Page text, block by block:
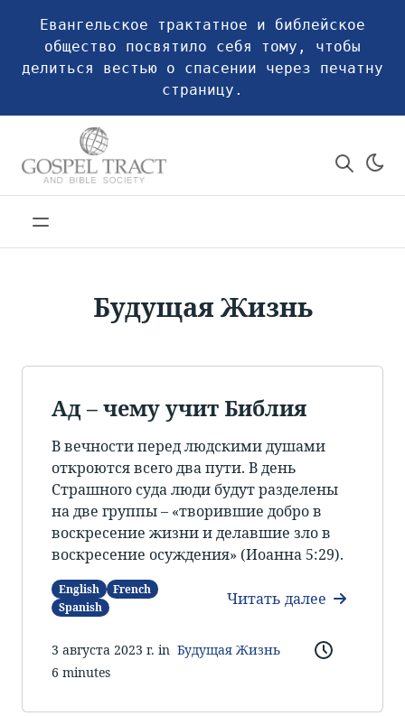
Евангельское трактатное и библейское
общество посвятило себя тому, чтобы
делиться вестью о спасении через печатну
страницу.
Будущая Жизнь
Ад – чему учит Библия
В вечности перед людскими душами
откроются всего два пути. В день
Страшного суда люди будут разделены
на две группы – «творившие добро в
воскресение жизни и делавшие зло в
воскресение осуждения» (Иоанна 5:29).
English
French
Spanish
Читать далее
3 августа 2023 г. in Будущая Жизнь
6 minutes